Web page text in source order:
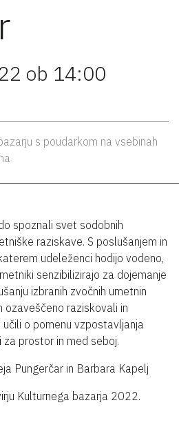
ob 14:00
s poudarkom na vsebinah
spoznali svet sodobnih
raziskave. S poslušanjem in
udeleženci hodijo vodeno,
senzibilizirajo za dojemanje
izbranih zvočnih umetnin
ozaveščeno raziskovali in
o pomenu vzpostavljanja
za prostor in med seboj.
Pungerčar in Barbara Kapelj
Kulturnega bazarja 2022.